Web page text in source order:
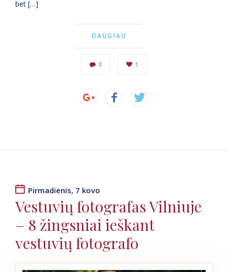
bet […]
DAUGIAU
0 1
Pirmadienis, 7 kovo
Vestuvių fotografas Vilniuje
– 8 žingsniai ieškant
vestuvių fotografo